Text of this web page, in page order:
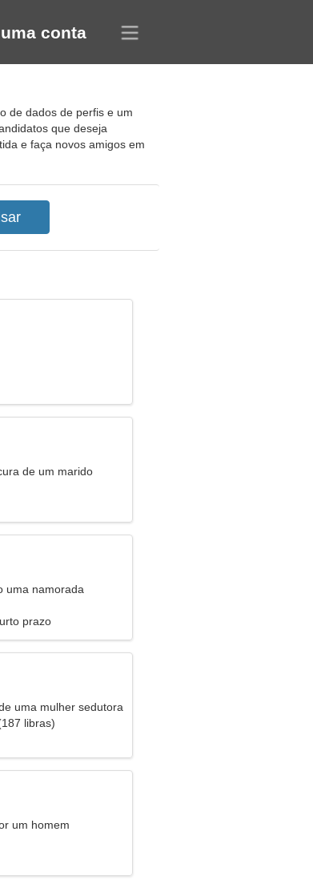
conta
de dados de perfis e um
que deseja
e faça novos amigos em
de um marido
uma namorada
prazo
uma mulher sedutora
libras)
um homem